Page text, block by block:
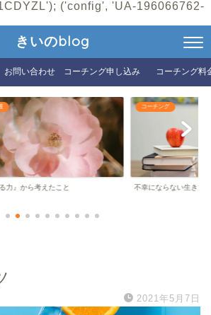
('config', 'UA-196066762-
きいのblog
お問い合わせ コーチング申し込み コーチング料
る力』から考えたこと
コーチング
不幸にならない生き方
2021年5月7日